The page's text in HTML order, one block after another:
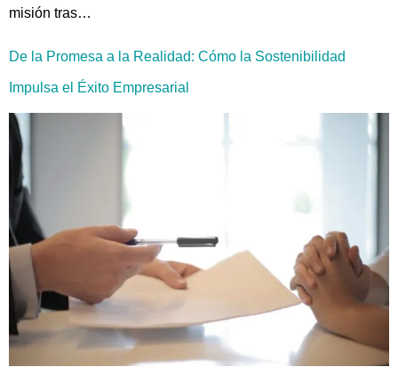
misión tras…
De la Promesa a la Realidad: Cómo la Sostenibilidad
Impulsa el Éxito Empresarial